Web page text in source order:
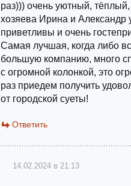
раз))) очень уютный,
хозяева Ирина и Александр
приветливы и очень
Самая лучшая, когда либо
большую компанию, много
с огромной колонкой, это
раз приедем получить
от городской суеты!
Ответить
14.02.2024 в 21:13